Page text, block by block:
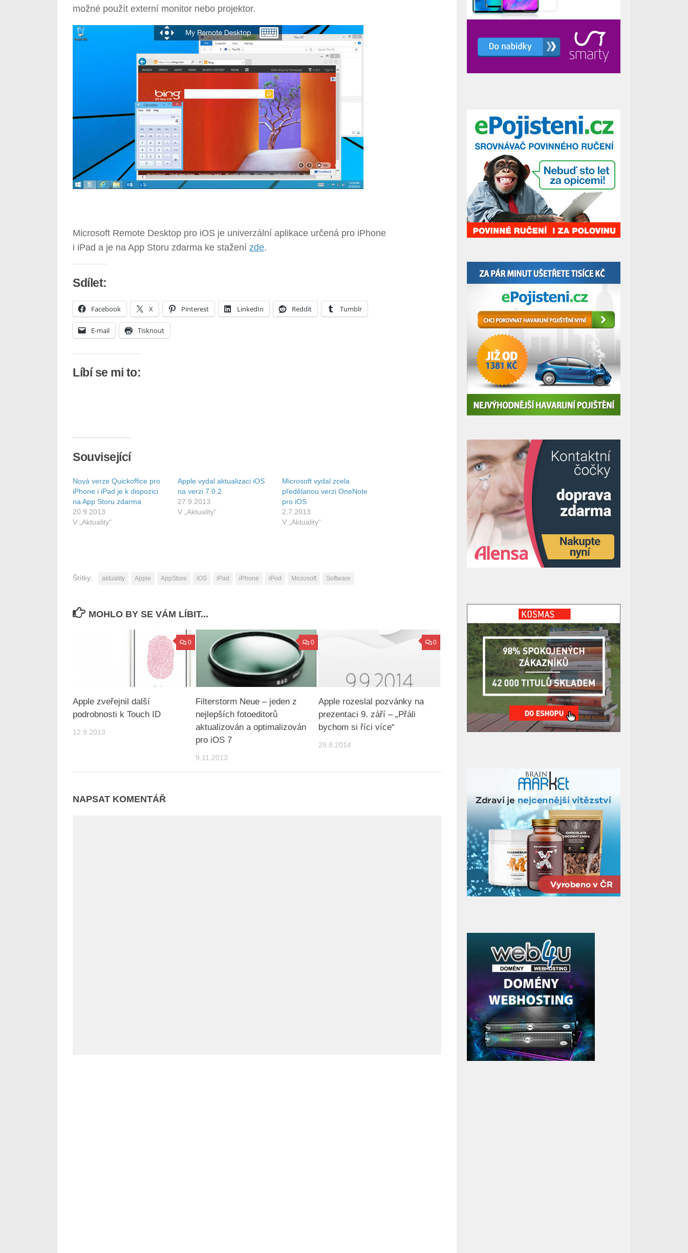
možné použít externí monitor nebo projektor.
Microsoft Remote Desktop pro iOS je univerzální aplikace určená pro iPhone
i iPad a je na App Storu zdarma ke stažení zde.
Sdílet:
Facebook X Pinterest LinkedIn Reddit Tumblr
E-mail Tisknout
Líbí se mi to:
Související
Nová verze Quickoffice pro
iPhone i iPad je k dispozici
na App Storu zdarma
20.9.2013
V „Aktuality“
Apple vydal aktualizaci iOS
na verzi 7.0.2
27.9.2013
V „Aktuality“
Microsoft vydal zcela
předělanou verzi OneNote
pro iOS
2.7.2013
V „Aktuality“
Štítky: aktuality Apple AppStore iOS iPad iPhone iPod Microsoft Software
MOHLO BY SE VÁM LÍBIT...
0
Apple zveřejnil další
podrobnosti k Touch ID
12.9.2013
0
Filterstorm Neue – jeden z
nejlepších fotoeditorů
aktualizován a optimalizován
pro iOS 7
9.11.2013
0
Apple rozeslal pozvánky na
prezentaci 9. září – „Přáli
bychom si říci více“
29.8.2014
NAPSAT KOMENTÁŘ